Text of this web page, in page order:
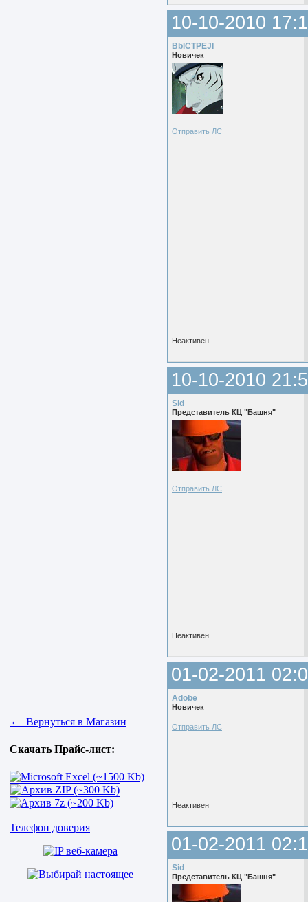
← Вернуться в Магазин
Скачать Прайс-лист:
Телефон доверия
10-10-2010
BblCTPEJI
Новичек
Отправить ЛС
Неактивен
10-10-2010
Sid
Представитель КЦ "Башня"
Отправить ЛС
Неактивен
01-02-2011
Adobe
Новичек
Отправить ЛС
Неактивен
01-02-2011
Sid
Представитель КЦ "Башня"